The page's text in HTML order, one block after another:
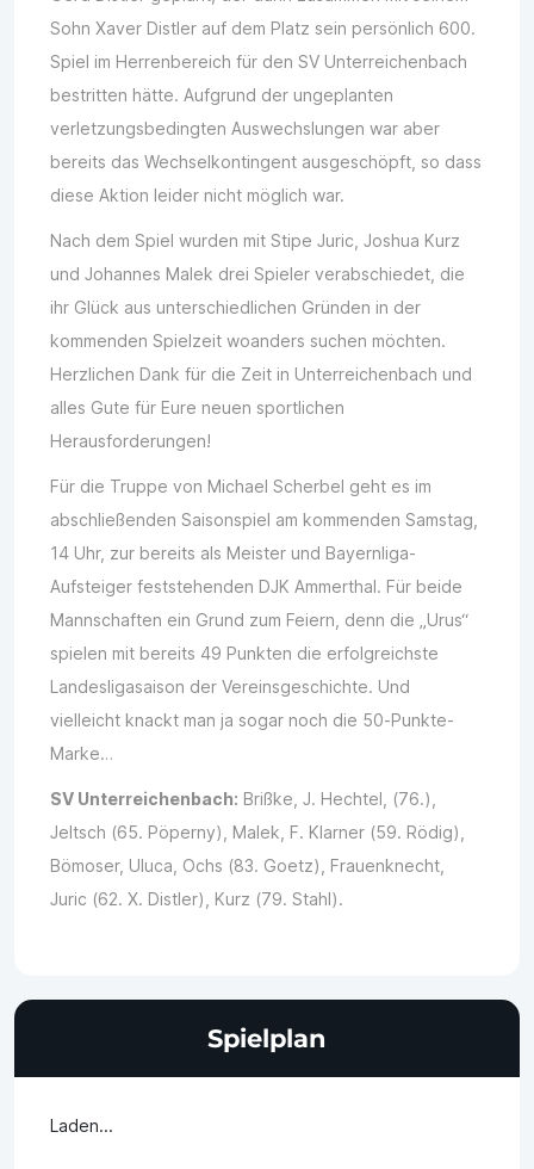
Sohn Xaver Distler auf dem Platz sein persönlich 600.
Spiel im Herrenbereich für den SV Unterreichenbach
bestritten hätte. Aufgrund der ungeplanten
verletzungsbedingten Auswechslungen war aber
bereits das Wechselkontingent ausgeschöpft, so dass
diese Aktion leider nicht möglich war.
Nach dem Spiel wurden mit Stipe Juric, Joshua Kurz
und Johannes Malek drei Spieler verabschiedet, die
ihr Glück aus unterschiedlichen Gründen in der
kommenden Spielzeit woanders suchen möchten.
Herzlichen Dank für die Zeit in Unterreichenbach und
alles Gute für Eure neuen sportlichen
Herausforderungen!
Für die Truppe von Michael Scherbel geht es im
abschließenden Saisonspiel am kommenden Samstag,
14 Uhr, zur bereits als Meister und Bayernliga-
Aufsteiger feststehenden DJK Ammerthal. Für beide
Mannschaften ein Grund zum Feiern, denn die „Urus“
spielen mit bereits 49 Punkten die erfolgreichste
Landesligasaison der Vereinsgeschichte. Und
vielleicht knackt man ja sogar noch die 50-Punkte-
Marke…
SV Unterreichenbach: Brißke, J. Hechtel, (76.),
Jeltsch (65. Pöperny), Malek, F. Klarner (59. Rödig),
Bömoser, Uluca, Ochs (83. Goetz), Frauenknecht,
Juric (62. X. Distler), Kurz (79. Stahl).
Spielplan
Laden...